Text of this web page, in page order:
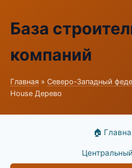
База
компаний
Главная » Северо-Западный
House Дерево
🏠